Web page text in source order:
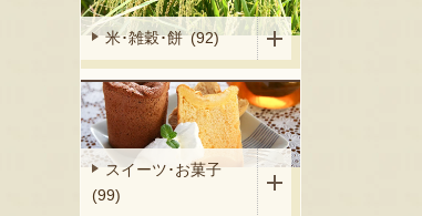
米･雑穀･餅 (92)
スイーツ･お菓子
(99)